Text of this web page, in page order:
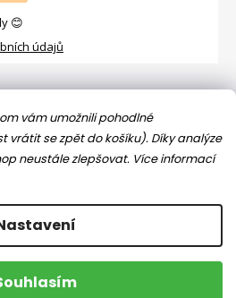
vám umožnili pohodlné
vrátit se zpět do košíku). Díky analýze
neustále zlepšovat. Více informací
😊
údajů
. Všechna práva vyhrazena.
nastavení cookies